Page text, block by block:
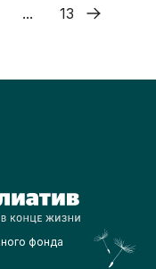
... 13
фонда